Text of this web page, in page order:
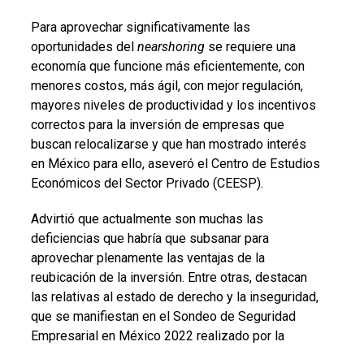
Para aprovechar significativamente las
oportunidades del nearshoringse requiere una
economía que funcione más eficientemente, con
menores costos, más ágil, con mejor regulación,
mayores niveles de productividad y los incentivos
correctos para la inversión de empresas que
buscan relocalizarse y que han mostrado interés
en México para ello, aseveró el Centro de Estudios
Económicos del Sector Privado (CEESP).
Advirtió que actualmente son muchas las
deficiencias que habría que subsanar para
aprovechar plenamente las ventajas de la
reubicación de la inversión. Entre otras, destacan
las relativas al estado de derecho y la inseguridad,
que se manifiestan en el Sondeo de Seguridad
Empresarial en México 2022 realizado por la